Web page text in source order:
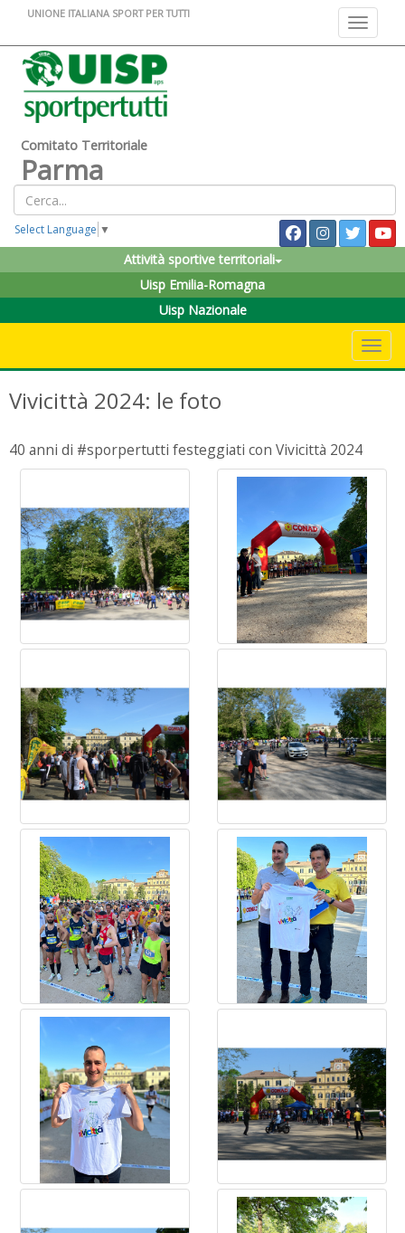
Toggle
UNIONE ITALIANA SPORT PER TUTTI
Comitato Territoriale
Parma
Select Language ▼
Attività sportive territoriali
Uisp Emilia-Romagna
Uisp Nazionale
Vivicittà 2024: le foto
40 anni di #sporpertutti festeggiati con Vivicittà 2024